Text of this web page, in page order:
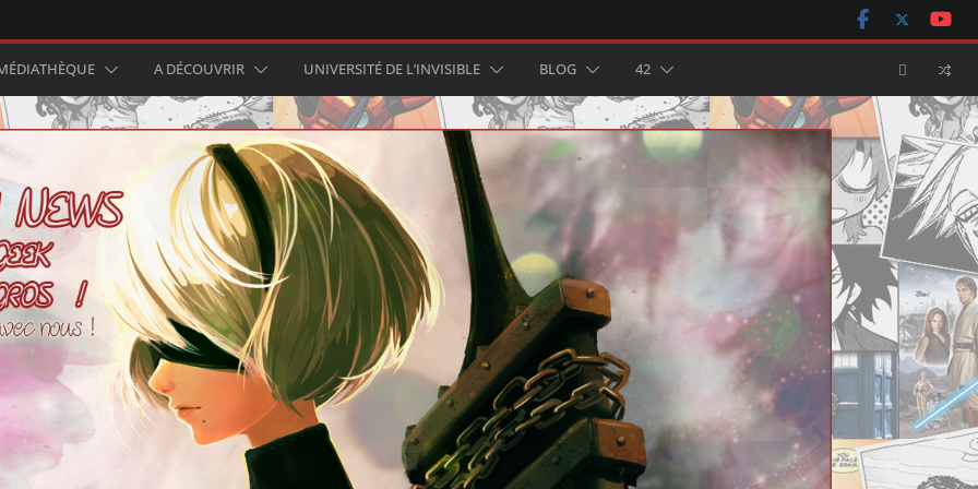
A DÉCOUVRIR UNIVERSITÉ DE L’INVISIBLE BLOG 42